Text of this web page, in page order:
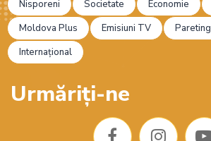
Nisporeni Societate Economie
Moldova Plus
Emisiuni TV Pareting
Internațional
Urmăriți-ne